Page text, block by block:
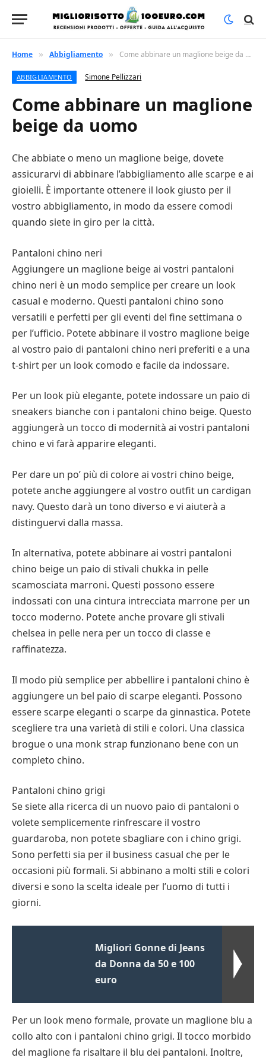
Home » Abbigliamento » Come abbinare un maglione beige da uomo
ABBIGLIAMENTO Simone Pellizzari
Come abbinare un maglione
beige da uomo
Che abbiate o meno un maglione beige, dovete
assicurarvi di abbinare l’abbigliamento alle scarpe e ai
gioielli. È importante ottenere il look giusto per il
vostro abbigliamento, in modo da essere comodi
quando siete in giro per la città.
Pantaloni chino neri
Aggiungere un maglione beige ai vostri pantaloni
chino neri è un modo semplice per creare un look
casual e moderno. Questi pantaloni chino sono
versatili e perfetti per gli eventi del fine settimana o
per l’ufficio. Potete abbinare il vostro maglione beige
al vostro paio di pantaloni chino neri preferiti e a una
t-shirt per un look comodo e facile da indossare.
Per un look più elegante, potete indossare un paio di
sneakers bianche con i pantaloni chino beige. Questo
aggiungerà un tocco di modernità ai vostri pantaloni
chino e vi farà apparire eleganti.
Per dare un po’ più di colore ai vostri chino beige,
potete anche aggiungere al vostro outfit un cardigan
navy. Questo darà un tono diverso e vi aiuterà a
distinguervi dalla massa.
In alternativa, potete abbinare ai vostri pantaloni
chino beige un paio di stivali chukka in pelle
scamosciata marroni. Questi possono essere
indossati con una cintura intrecciata marrone per un
tocco moderno. Potete anche provare gli stivali
chelsea in pelle nera per un tocco di classe e
raffinatezza.
Il modo più semplice per abbellire i pantaloni chino è
aggiungere un bel paio di scarpe eleganti. Possono
essere scarpe eleganti o scarpe da ginnastica. Potete
scegliere tra una varietà di stili e colori. Una classica
brogue o una monk strap funzionano bene con un
completo chino.
Pantaloni chino grigi
Se siete alla ricerca di un nuovo paio di pantaloni o
volete semplicemente rinfrescare il vostro
guardaroba, non potete sbagliare con i chino grigi.
Sono perfetti sia per il business casual che per le
occasioni più formali. Si abbinano a molti stili e colori
diversi e sono la scelta ideale per l’uomo di tutti i
giorni.
Migliori Gonne di Jeans
da Donna da 50 e 100
euro
Per un look meno formale, provate un maglione blu a
collo alto con i pantaloni chino grigi. Il tocco morbido
del maglione fa risaltare il blu dei pantaloni. Inoltre,